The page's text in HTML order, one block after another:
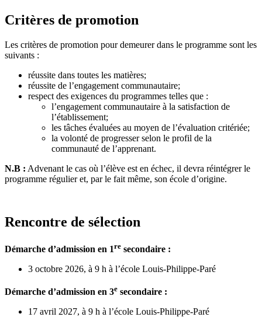
Critères de promotion
Les critères de promotion pour demeurer dans le programme sont les
suivants :
réussite dans toutes les matières;
réussite de l’engagement communautaire;
respect des exigences du programmes telles que :
l’engagement communautaire à la satisfaction de
l’établissement;
les tâches évaluées au moyen de l’évaluation critériée;
la volonté de progresser selon le profil de la
communauté de l’apprenant.
N.B : Advenant le cas où l’élève est en échec, il devra réintégrer le
programme régulier et, par le fait même, son école d’origine.
Rencontre de sélection
Démarche d’admission en 1re secondaire :
3 octobre 2026, à 9 h à l’école Louis-Philippe-Paré
Démarche d’admission en 3e secondaire :
17 avril 2027, à 9 h à l’école Louis-Philippe-Paré